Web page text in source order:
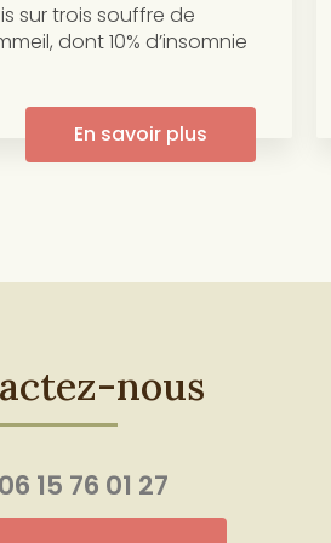
sur trois souffre de
dont 10% d’insomnie
En savoir plus
nous
06 15 76 01 27